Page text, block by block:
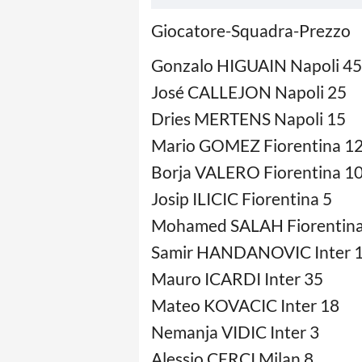
Giocatore-Squadra-Prezzo
Gonzalo HIGUAIN Napoli 45
José CALLEJON Napoli 25
Dries MERTENS Napoli 15
Mario GOMEZ Fiorentina 12
Borja VALERO Fiorentina
Josip ILICIC Fiorentina 5
Mohamed SALAH
Samir HANDANOVIC Inter
Mauro ICARDI Inter 35
Mateo KOVACIC Inter 18
Nemanja VIDIC Inter 3